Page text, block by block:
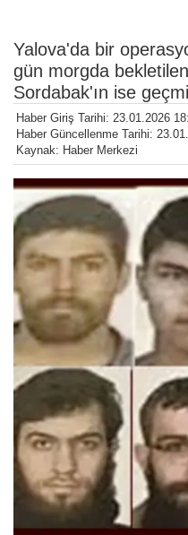
Yalova'da bir
gün morgda
Sordabak'ın ise
Haber Giriş Tarihi: 23.01.2026
Haber Güncellenme Tarihi:
Kaynak: Haber Merkezi